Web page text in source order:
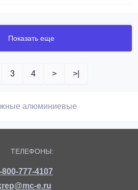
Показать еще
3 4 > >|
ТЕЛЕФОНЫ:
800-777-4107
e.ru